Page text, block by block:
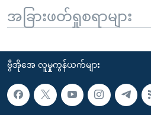
အခြားဖတ်ရှုစရာများ
ဗွီအိုအေ လူမှုကွန်ယက်များ